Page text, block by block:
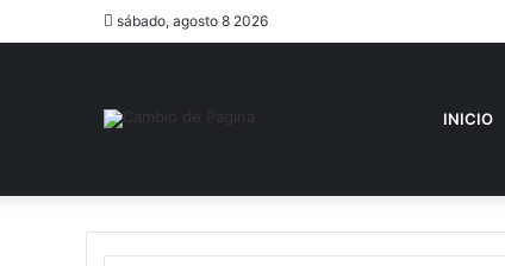
sábado, agosto 8 2026
INICIO